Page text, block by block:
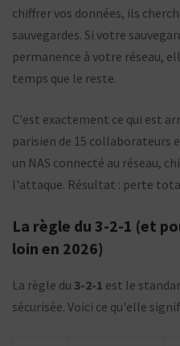
chiffrer vos données, ils
sauvegardes. Si votre
permanence à votre réseau,
temps que le reste.
C'est exactement ce qui est
parisien de 15 collaborateurs
un NAS connecté au réseau,
l'attaque. Résultat : perte
La règle du 3-2-1 (et
loin en 2026)
La règle du 3-2-1 est le
sécurisée. Voici ce qu'elle